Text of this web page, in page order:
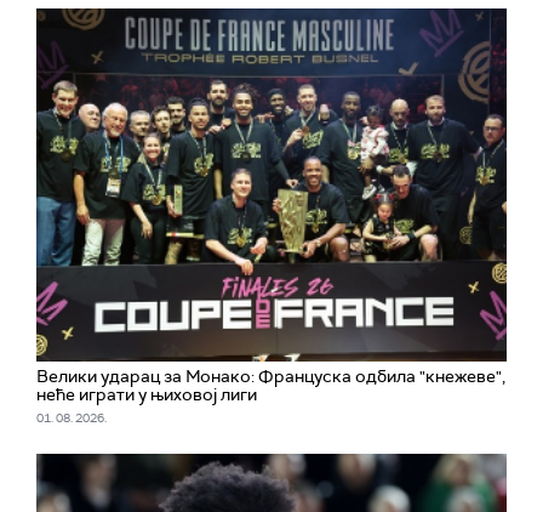
Велики ударац за Монако: Француска одбила "кнежеве",
неће играти у њиховој лиги
01. 08. 2026.